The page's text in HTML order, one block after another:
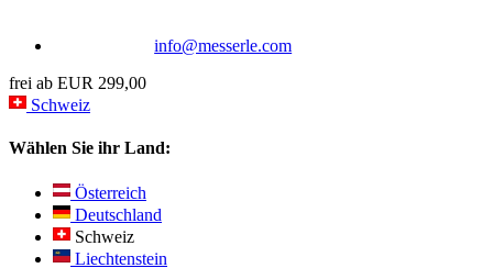
info@messerle.com
frei ab EUR 299,00
Schweiz
Wählen Sie ihr Land:
Österreich
Deutschland
Schweiz
Liechtenstein